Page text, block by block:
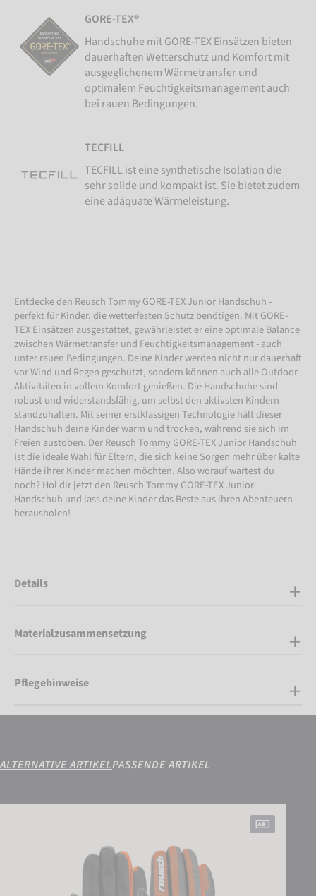
GORE-TEX®
Handschuhe mit GORE-TEX Einsätzen bieten
dauerhaften Wetterschutz und Komfort mit
ausgeglichenem Wärmetransfer und
optimalem Feuchtigkeitsmanagement auch
bei rauen Bedingungen.
TECFILL
TECFILL ist eine synthetische Isolation die
sehr solide und kompakt ist. Sie bietet zudem
eine adäquate Wärmeleistung.
Entdecke den Reusch Tommy GORE-TEX Junior Handschuh -
perfekt für Kinder, die wetterfesten Schutz benötigen. Mit GORE-
TEX Einsätzen ausgestattet, gewährleistet er eine optimale Balance
zwischen Wärmetransfer und Feuchtigkeitsmanagement - auch
unter rauen Bedingungen. Deine Kinder werden nicht nur dauerhaft
vor Wind und Regen geschützt, sondern können auch alle Outdoor-
Aktivitäten in vollem Komfort genießen. Die Handschuhe sind
robust und widerstandsfähig, um selbst den aktivsten Kindern
standzuhalten. Mit seiner erstklassigen Technologie hält dieser
Handschuh deine Kinder warm und trocken, während sie sich im
Freien austoben. Der Reusch Tommy GORE-TEX Junior Handschuh
ist die ideale Wahl für Eltern, die sich keine Sorgen mehr über kalte
Hände ihrer Kinder machen möchten. Also worauf wartest du
noch? Hol dir jetzt den Reusch Tommy GORE-TEX Junior
Handschuh und lass deine Kinder das Beste aus ihren Abenteuern
herausholen!
Details
Materialzusammensetzung
Pflegehinweise
ALTERNATIVE ARTIKELPASSENDE ARTIKEL